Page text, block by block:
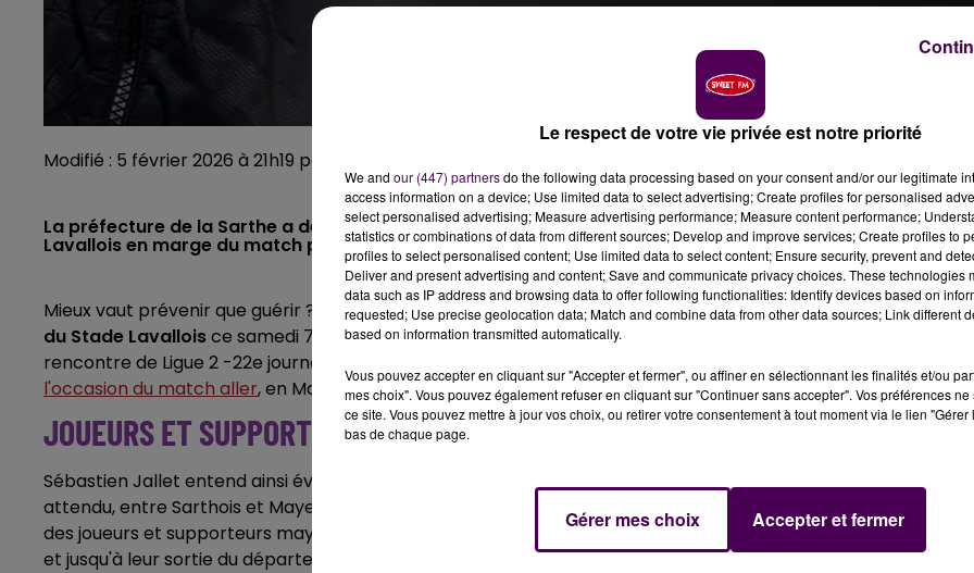
Modifié : 5 février 2026 à 21h19 par Corentin Allain et Emilien Borderie
La préfecture de la Sarthe a décidé d'interdire de séjour en centre-ville du Mans les supporteurs du
Lavallois en marge du match programmé ce samedi 7 février.
Mieux vaut prévenir que guérir ? Le centre-ville du Mans sera quoiqu'il en soitinterdit d'accès aux
du Stade Lavalloisce samedi 7 février, annonce officiellement le préfet de la Sarthe à l'avant-veille de la
rencontre de Ligue 2 -22e journée- programmée contre Le Mans FC.
l'occasion du match aller, en Mayenne.
JOUEURS ET SUPPORTEURS ESCORTÉS
Sébastien Jallet entend ainsi éviter "tout risque de confrontation"en marge de ce derby du Maine, très
attendu, entre Sarthois et Mayennais, dont le coup d'envoi sera donné à 14h au stade Marie-Marvingt. Les
des joueurs et supporteurs mayennais seront, en outre,
escortés par les forces de l'ordredepuis leur
et jusqu'à leur sortie du département.
Le respect de votre vie privée est notre priorité
We and our (447) partnersdo the following data processing based on your consent and/or our legitimate
access information on a device; Use limited data to select advertising; Create profiles for personalised
select personalised advertising; Measure advertising performance; Measure content performance;
statistics or combinations of data from different sources; Develop and improve services; Create profiles to
profiles to select personalised content; Use limited data to select content; Ensure security, prevent and
Deliver and present advertising and content; Save and communicate privacy choices. These technologies
data such as IP address and browsing data to offer following functionalities: Identify devices based on
requested; Use precise geolocation data; Match and combine data from other data sources; Link different
based on information transmitted automatically.
Vous pouvez accepter en cliquant sur "Accepter et fermer", ou affiner en sélectionnant les finalités et/ou
mes choix". Vous pouvez également refuser en cliquant sur "Continuer sans accepter". Vos préférences
ce site. Vous pouvez mettre à jour vos choix, ou retirer votre consentement à tout moment via le lien
bas de chaque page.
Gérer mes choix Accepter et fermer